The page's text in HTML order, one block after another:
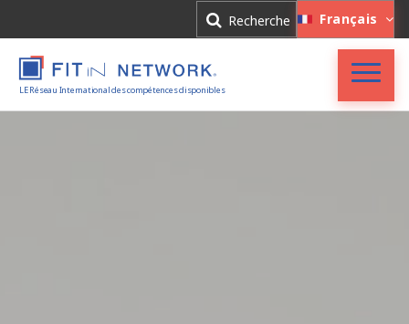
Recherche Français
LE Réseau International des compétences disponibles
Accueil
Connexion
Inscription